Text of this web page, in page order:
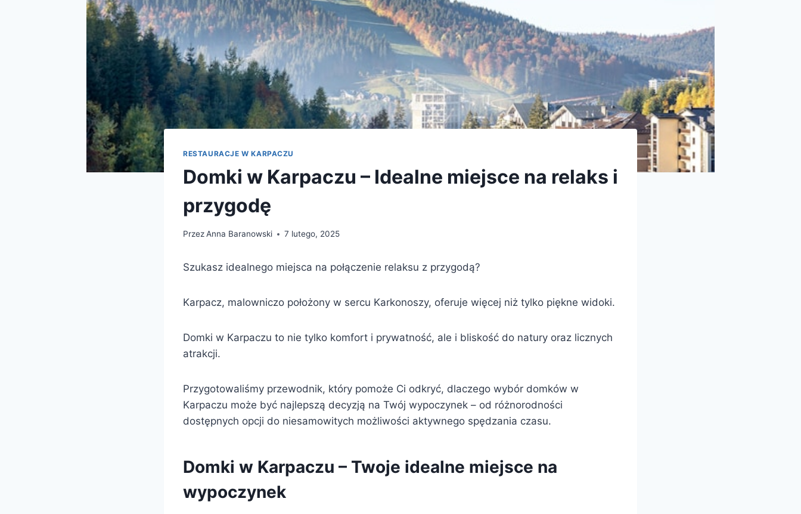
RESTAURACJE W KARPACZU
Domki w Karpaczu – Idealne miejsce na relaks i
przygodę
PrzezAnna Baranowski 7 lutego, 2025
Szukasz idealnego miejsca na połączenie relaksu z przygodą?
Karpacz, malowniczo położony w sercu Karkonoszy, oferuje więcej niż tylko piękne widoki.
Domki w Karpaczu to nie tylko komfort i prywatność, ale i bliskość do natury oraz licznych
atrakcji.
Przygotowaliśmy przewodnik, który pomoże Ci odkryć, dlaczego wybór domków w
Karpaczu może być najlepszą decyzją na Twój wypoczynek – od różnorodności
dostępnych opcji do niesamowitych możliwości aktywnego spędzania czasu.
Domki w Karpaczu – Twoje idealne miejsce na
wypoczynek